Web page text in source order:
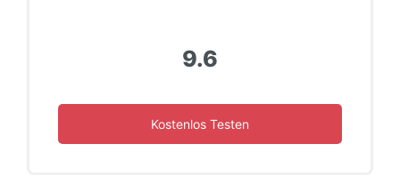
9.6
Kostenlos Testen